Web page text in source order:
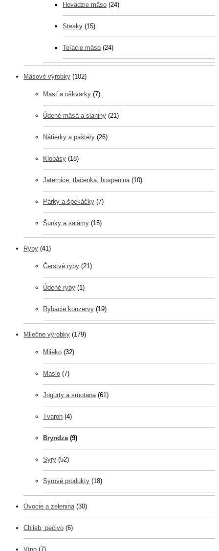
Hovädzie mäso (24)
Steaky (15)
Teľacie mäso (24)
Mäsové výrobky (102)
Masť a oškvarky (7)
Údené mäsá a slaniny (21)
Nátierky a paštéty (26)
Klobásy (18)
Jaternice, tlačenka, huspenina (10)
Párky a špekáčky (7)
Šunky a salámy (15)
Ryby (41)
Čerstvé ryby (21)
Údené ryby (1)
Rybacie konzervy (19)
Mliečne výrobky (179)
Mlieko (32)
Maslo (7)
Jogurty a smotana (61)
Tvaroh (4)
Bryndza (9)
Syry (52)
Syrové produkty (18)
Ovocie a zelenina (30)
Chlieb, pečivo (6)
Víno (7)